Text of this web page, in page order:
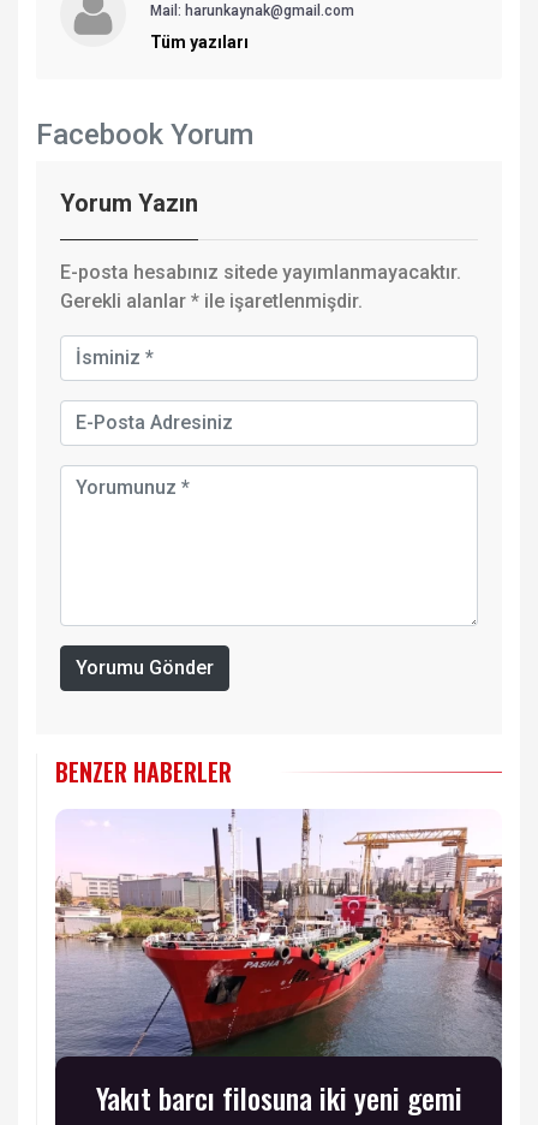
Mail: harunkaynak@gmail.com
Tüm yazıları
Facebook Yorum
Yorum Yazın
E-posta hesabınız sitede yayımlanmayacaktır.
Gerekli alanlar * ile işaretlenmişdir.
Yorumu Gönder
BENZER HABERLER
Yakıt barcı filosuna iki yeni gemi